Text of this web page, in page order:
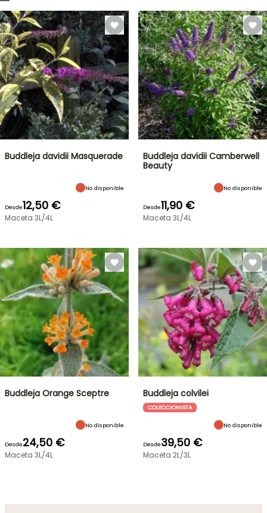
Buddleja davidii Masquerade
No disponible
Desde12,50 €
Maceta 3L/4L
Buddleja davidii Camberwell
Beauty
No disponible
Desde11,90 €
Maceta 3L/4L
Buddleja Orange Sceptre
No disponible
Desde24,50 €
Maceta 3L/4L
Buddleja colvilei
COLECCIONISTA
No disponible
Desde39,50 €
Maceta 2L/3L